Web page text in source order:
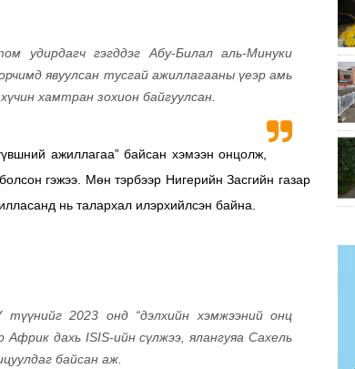
удирдагч гэгддэг Абу-Билал аль-Минуки
явуулсан тусгай ажиллагааны үеэр амь
хамтран зохион байгуулсан.
ажиллагаа” байсан хэмээн онцолж,
гэжээ. Мөн тэрбээр Нигерийн Засгийн газар
нь талархал илэрхийлсэн байна.
2023 онд “дэлхийн хэмжээний онц
дахь ISIS-ийн сүлжээ, ялангуяа Сахель
байсан аж.